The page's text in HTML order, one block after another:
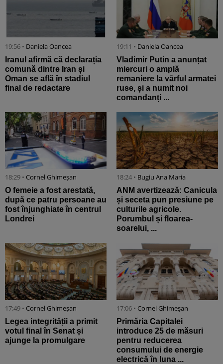
19:56 • Daniela Oancea
Iranul afirmă că declarația
comună dintre Iran și
Oman se află în stadiul
final de redactare
19:11 • Daniela Oancea
Vladimir Putin a anunțat
miercuri o amplă
remaniere la vârful armatei
ruse, și a numit noi
comandanți ...
18:29 • Cornel Ghimeșan
O femeie a fost arestată,
după ce patru persoane au
fost înjunghiate în centrul
Londrei
18:24 • Bugiu ⁠Ana Maria
ANM avertizează: Canicula
și seceta pun presiune pe
culturile agricole.
Porumbul și floarea-
soarelui, ...
17:49 • Cornel Ghimeșan
Legea integrității a primit
votul final în Senat și
ajunge la promulgare
17:06 • Cornel Ghimeșan
Primăria Capitalei
introduce 25 de măsuri
pentru reducerea
consumului de energie
electrică în luna ...